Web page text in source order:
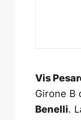
Vis
Girone B
Benelli.